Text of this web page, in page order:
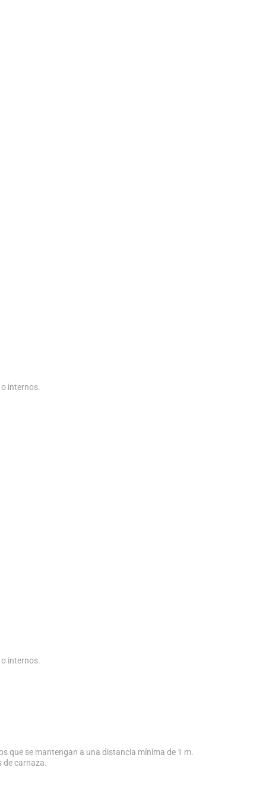
internos.
internos.
que se mantengan a una distancia mínima de 1 m.
de carnaza.